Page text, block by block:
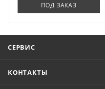
ПОД ЗАКАЗ
СЕРВИС
КОНТАКТЫ